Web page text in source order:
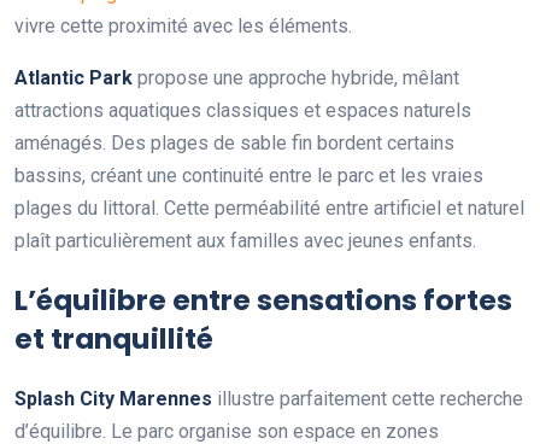
vivre cette proximité avec les éléments.
Atlantic Park propose une approche hybride, mêlant
attractions aquatiques classiques et espaces naturels
aménagés. Des plages de sable fin bordent certains
bassins, créant une continuité entre le parc et les vraies
plages du littoral. Cette perméabilité entre artificiel et naturel
plaît particulièrement aux familles avec jeunes enfants.
L’équilibre entre sensations fortes
et tranquillité
Splash City Marennes illustre parfaitement cette recherche
d’équilibre. Le parc organise son espace en zones